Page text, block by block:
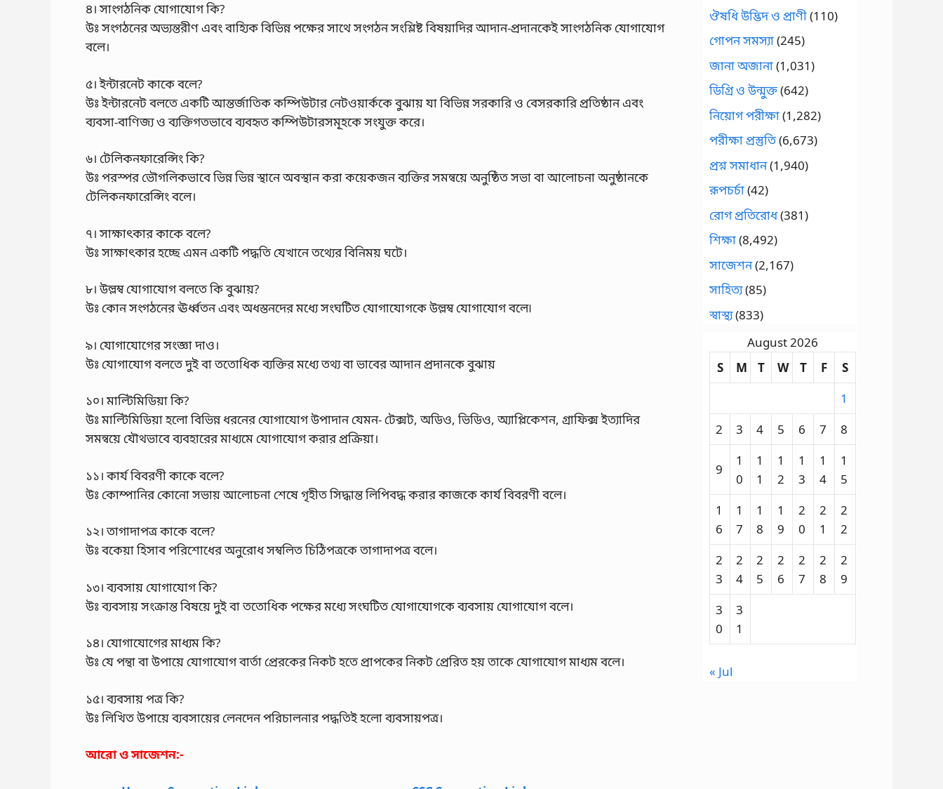
৪। সাংগঠনিক যোগাযোগ কি?
উঃ সংগঠনের অভ্যন্তরীণ এবং বাহ্যিক বিভিন্ন পক্ষের সাথে সংগঠন সংশ্লিষ্ট বিষয়াদির আদান-প্রদানকেই সাংগঠনিক যোগাযোগ
বলে।
৫। ইন্টারনেট কাকে বলে?
উঃ ইন্টারনেট বলতে একটি আন্তর্জাতিক কম্পিউটার নেটওয়ার্ককে বুঝায় যা বিভিন্ন সরকারি ও বেসরকারি প্রতিষ্ঠান এবং
ব্যবসা-বাণিজ্য ও ব্যক্তিগতভাবে ব্যবহৃত কম্পিউটারসমূহকে সংযুক্ত করে।
৬। টেলিকনফারেন্সিং কি?
উঃ পরস্পর ভৌগলিকভাবে ভিন্ন ভিন্ন স্থানে অবস্থান করা কয়েকজন ব্যক্তির সমন্বয়ে অনুষ্ঠিত সভা বা আলোচনা অনুষ্ঠানকে
টেলিকনফারেন্সিং বলে।
৭। সাক্ষাৎকার কাকে বলে?
উঃ সাক্ষাৎকার হচ্ছে এমন একটি পদ্ধতি যেখানে তথ্যের বিনিময় ঘটে।
৮। উল্লম্ব যোগাযোগ বলতে কি বুঝায়?
উঃ কোন সংগঠনের ঊর্ধ্বতন এবং অধস্তনদের মধ্যে সংঘটিত যোগাযোগকে উল্লম্ব যোগাযোগ বলে৷
৯। যোগাযোগের সংজ্ঞা দাও।
উঃ যোগাযোগ বলতে দুই বা ততোধিক ব্যক্তির মধ্যে তথ্য বা ভাবের আদান প্রদানকে বুঝায়
১০। মাল্টিমিডিয়া কি?
উঃ মাল্টিমিডিয়া হলো বিভিন্ন ধরনের যোগাযোগ উপাদান যেমন- টেক্সট, অডিও, ভিডিও, অ্যাপ্লিকেশন, গ্রাফিক্স ইত্যাদির
সমন্বয়ে যৌথভাবে ব্যবহারের মাধ্যমে যোগাযোগ করার প্রক্রিয়া।
১১। কার্য বিবরণী কাকে বলে?
উঃ কোম্পানির কোনো সভায় আলোচনা শেষে গৃহীত সিদ্ধান্ত লিপিবদ্ধ করার কাজকে কার্য বিবরণী বলে।
১২। তাগাদাপত্র কাকে বলে?
উঃ বকেয়া হিসাব পরিশোধের অনুরোধ সম্বলিত চিঠিপত্রকে তাগাদাপত্র বলে।
১৩। ব্যবসায় যোগাযোগ কি?
উঃ ব্যবসায় সংক্রান্ত বিষয়ে দুই বা ততোধিক পক্ষের মধ্যে সংঘটিত যোগাযোগকে ব্যবসায় যোগাযোগ বলে।
১৪। যোগাযোগের মাধ্যম কি?
উঃ যে পন্থা বা উপায়ে যোগাযোগ বার্তা প্রেরকের নিকট হতে প্রাপকের নিকট প্রেরিত হয় তাকে যোগাযোগ মাধ্যম বলে।
১৫। ব্যবসায় পত্র কি?
উঃ লিখিত উপায়ে ব্যবসায়ের লেনদেন পরিচালনার পদ্ধতিই হলো ব্যবসায়পত্র।
আরো ও সাজেশন:-
ঔষধি উদ্ভিদ ও প্রাণী(110)
গোপন সমস্যা(245)
জানা অজানা(1,031)
ডিগ্রি ও উন্মুক্ত(642)
নিয়োগ পরীক্ষা(1,282)
পরীক্ষা প্রস্তুতি(6,673)
প্রশ্ন সমাধান(1,940)
রূপচর্চা(42)
রোগ প্রতিরোধ(381)
শিক্ষা(8,492)
সাজেশন(2,167)
সাহিত্য(85)
স্বাস্থ্য(833)
August 2026
S
M T W T F
S
1
2
3 4 5 6 7 8
9
1
0
1
1
1
2
1
3
1
4
1
5
1
6
1
7
1
8
1
9
2
0
2
1
2
2
2
3
2
4
2
5
2
6
2
7
2
8
2
9
3
0
3
1
« Jul